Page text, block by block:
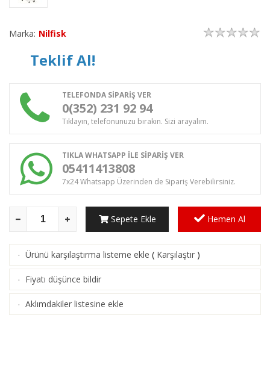
Marka: Nilfisk
Teklif Al!
TELEFONDA SİPARİŞ VER
0(352) 231 92 94
Tıklayın, telefonunuzu bırakın. Sizi arayalım.
TIKLA WHATSAPP İLE SİPARİŞ VER
05411413808
7x24 Whatsapp Üzerinden de Sipariş Verebilirsiniz.
Sepete Ekle Hemen Al
· Ürünü karşılaştırma listeme ekle ( Karşılaştır )
· Fiyatı düşünce bildir
· Aklımdakiler listesine ekle